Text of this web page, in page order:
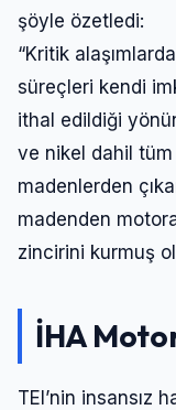
şöyle özetledi:
“Kritik
süreçleri kendi
ithal edildiği
ve nikel dahil tüm
madenlerden
madenden
zincirini kurmuş
İHA
TEI’nin insansız